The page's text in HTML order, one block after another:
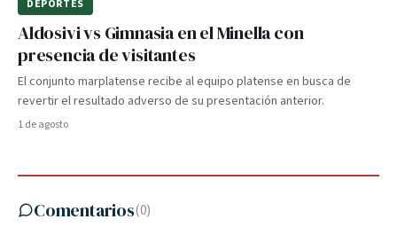
DEPORTES
Aldosivi vs Gimnasia en el Minella con
presencia de visitantes
El conjunto marplatense recibe al equipo platense en busca de
revertir el resultado adverso de su presentación anterior.
1 de agosto
Comentarios(0)